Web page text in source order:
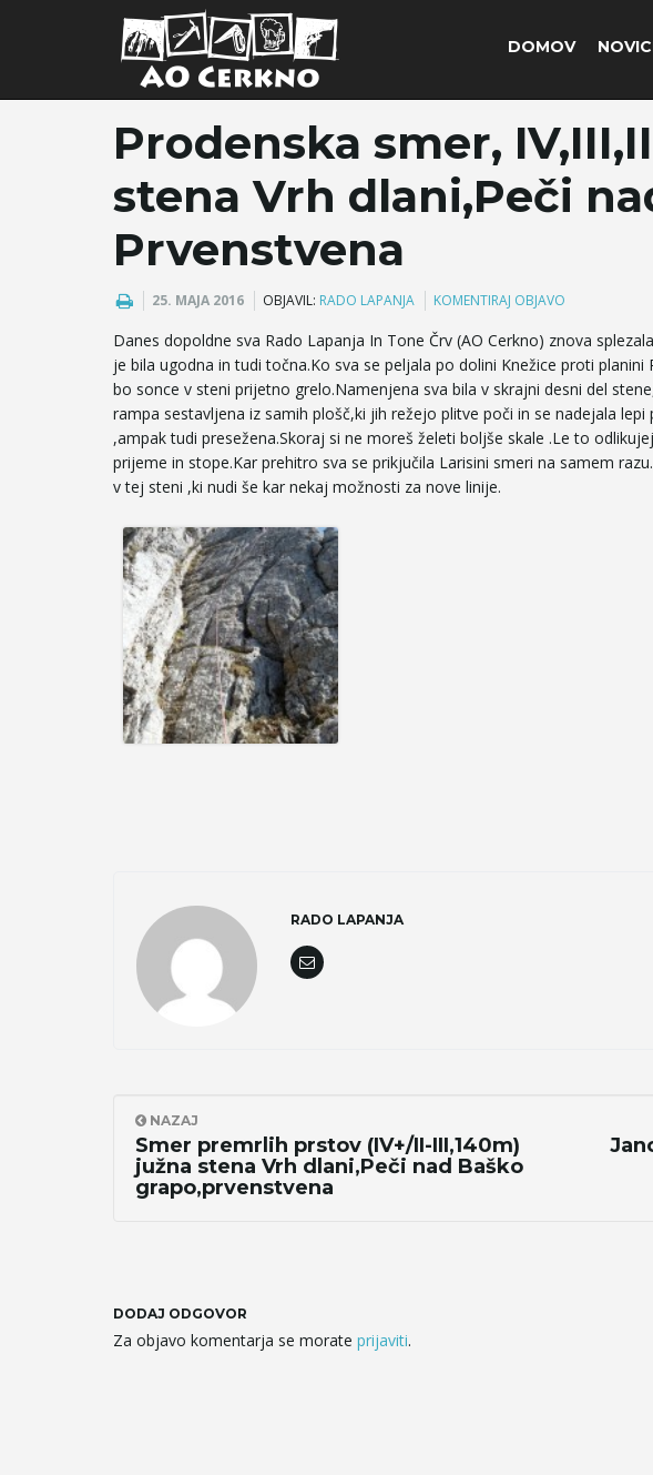
DOMOV
Prodenska smer,
stena Vrh dlani,Peči
Prvenstvena
25. MAJA 2016 OBJAVIL: RADO LAPANJA KOMENTIRAJ OBJAVO
Danes dopoldne sva Rado Lapanja In Tone Črv (AO Cerkno) znova
je bila ugodna in tudi točna.Ko sva se peljala po dolini Knežice proti
bo sonce v steni prijetno grelo.Namenjena sva bila v skrajni desni del
rampa sestavljena iz samih plošč,ki jih režejo plitve poči in se nadejala
,ampak tudi presežena.Skoraj si ne moreš želeti boljše skale .Le to
prijeme in stope.Kar prehitro sva se prikjučila Larisini smeri na samem
v tej steni ,ki nudi še kar nekaj možnosti za nove linije.
RADO LAPANJA
NAZAJ
Smer premrlih prstov (IV+/II-III,140m)
južna stena Vrh dlani,Peči nad Baško
grapo,prvenstvena
DODAJ ODGOVOR
Za objavo komentarja se morate prijaviti.